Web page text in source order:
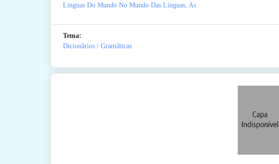
Linguas Do Mundo No Mundo Das Linguas, As
Tema:
Dicionãrios / Gramãticas